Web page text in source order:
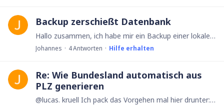
Backup zerschießt Datenbank
Hallo zusammen, ich habe mir ein Backup einer lokalen Datenbank erstellt und wollte diese in ein Clou-Team hochladen. Mir ist nach einer Weile aufgefallen,…
Johannes 4Antworten Hilfe erhalten
Re: Wie Bundesland automatisch aus
PLZ generieren
@lucas. kruell Ich pack das Vorgehen mal hier drunter: Du hast bei dir in der Vorlage bereits das Feld "PLZ", "Ort" und "Bundesland". Wie bei @planox. pro öffnest du die Optionen beim Textfeld PLZ…